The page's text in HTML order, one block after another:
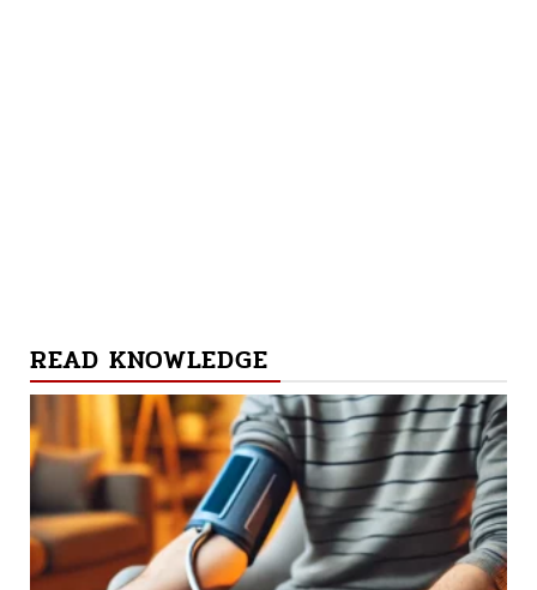
READ KNOWLEDGE